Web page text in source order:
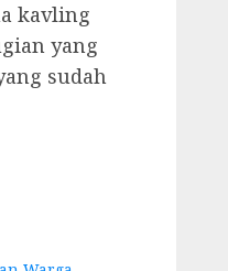
kavling
yang
sudah